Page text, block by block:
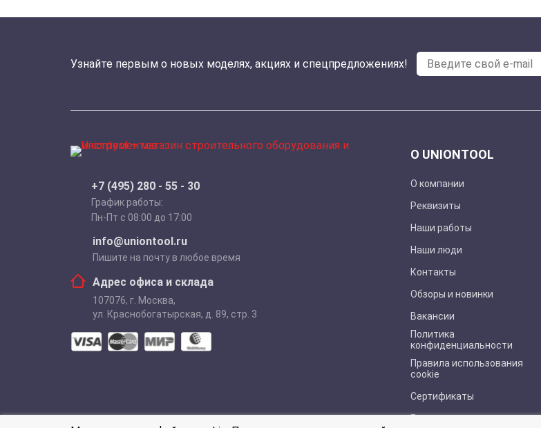
Узнайте первым о новых моделях, акциях и спецпредложениях!
+7 (495) 280 - 55 - 30
График работы:
Пн-Пт с 08:00 до 17:00
info@uniontool.ru
Пишите на почту в любое время
Адрес офиса и склада
107076, г. Москва,
ул. Краснобогатырская, д. 89, стр. 3
О UNIONTOOL
О компании
Реквизиты
Наши работы
Наши люди
Контакты
Обзоры и новинки
Вакансии
Политика
конфиденциальности
Правила использования
cookie
Сертификаты
Буклеты